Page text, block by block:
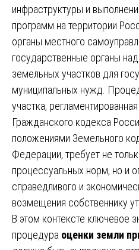
инфраструктуры и
программ на территории
органы местного
государственные органы
земельных участков для
муниципальных нужд.
участка,
Гражданского кодекса
положениями Земельного
Федерации, требует не
процессуальных норм, но и
справедливого и
возмещения собственнику
В этом контексте ключевое
процедура оценки земли